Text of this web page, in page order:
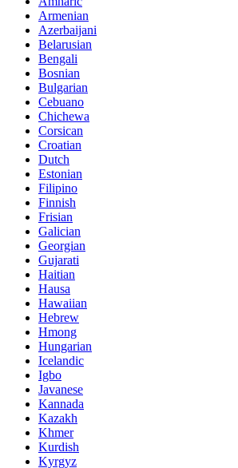
Armenian
Azerbaijani
Belarusian
Bengali
Bosnian
Bulgarian
Cebuano
Chichewa
Corsican
Croatian
Dutch
Estonian
Filipino
Finnish
Frisian
Galician
Georgian
Gujarati
Haitian
Hausa
Hawaiian
Hebrew
Hmong
Hungarian
Icelandic
Igbo
Javanese
Kannada
Kazakh
Khmer
Kurdish
Kyrgyz